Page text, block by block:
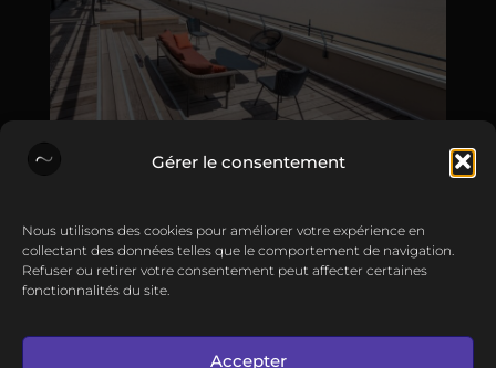
Gérer le consentement
Nous utilisons des cookies pour améliorer votre expérience en
collectant des données telles que le comportement de navigation.
Refuser ou retirer votre consentement peut affecter certaines
fonctionnalités du site.
Accepter
Vie de l'agence
20 Fév 2025
Sõcreativ' s'installe à Now Bordeaux !
Actualités Contact